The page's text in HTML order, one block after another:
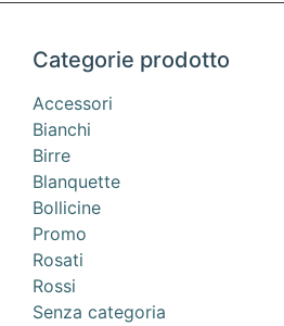
Categorie prodotto
Accessori
Bianchi
Birre
Blanquette
Bollicine
Promo
Rosati
Rossi
Senza categoria